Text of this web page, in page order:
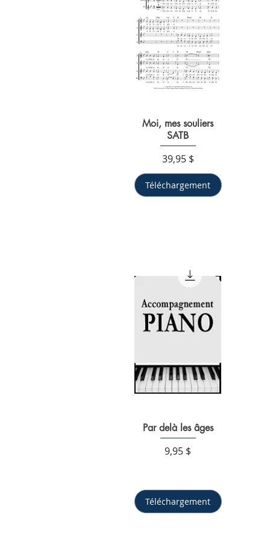
Aperçu rapide
Moi, mes souliers
SATB
Prix
39,95 $
Téléchargement
Aperçu rapide
Par delà les âges
Prix
9,95 $
Téléchargement